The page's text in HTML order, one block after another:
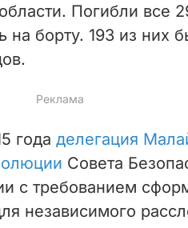
Погибли все
на борту. 193 из них
года делегация
Совета
с требованием
независимого